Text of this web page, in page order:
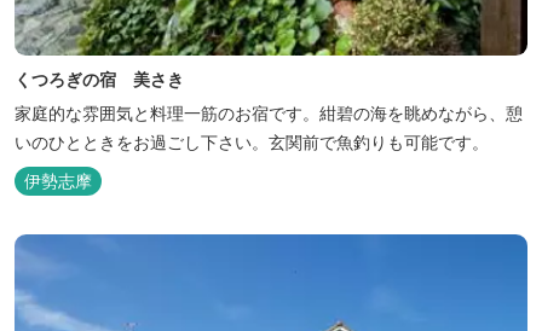
くつろぎの宿 美さき
家庭的な雰囲気と料理一筋のお宿です。紺碧の海を眺めながら、憩
いのひとときをお過ごし下さい。玄関前で魚釣りも可能です。
伊勢志摩